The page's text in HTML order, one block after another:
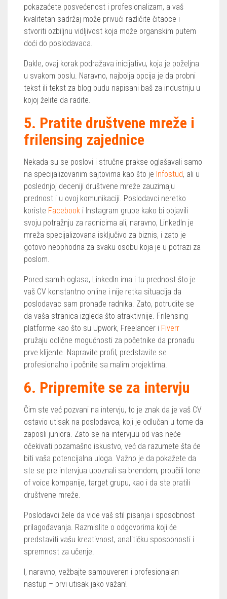
pokazaćete posvećenost i profesionalizam, a vaš
kvalitetan sadržaj može privući različite čitaoce i
stvoriti ozbiljnu vidljivost koja može organskim putem
doći do poslodavaca.
Dakle, ovaj korak podražava inicijativu, koja je poželjna
u svakom poslu. Naravno, najbolja opcija je da probni
tekst ili tekst za blog budu napisani baš za industriju u
kojoj želite da radite.
5. Pratite društvene mreže i
frilensing zajednice
Nekada su se poslovi i stručne prakse oglašavali samo
na specijalizovanim sajtovima kao što je Infostud, ali u
poslednjoj deceniji društvene mreže zauzimaju
prednost i u ovoj komunikaciji. Poslodavci neretko
koriste Facebook i Instagram grupe kako bi objavili
svoju potražnju za radnicima ali, naravno, LinkedIn je
mreža specijalizovana isključivo za biznis, i zato je
gotovo neophodna za svaku osobu koja je u potrazi za
poslom.
Pored samih oglasa, LinkedIn ima i tu prednost što je
vaš CV konstantno online i nije retka situacija da
poslodavac sam pronađe radnika. Zato, potrudite se
da vaša stranica izgleda što atraktivnije. Frilensing
platforme kao što su Upwork, Freelancer i Fiverr
pružaju odlične mogućnosti za početnike da pronađu
prve klijente. Napravite profil, predstavite se
profesionalno i počnite sa malim projektima.
6. Pripremite se za intervju
Čim ste već pozvani na intervju, to je znak da je vaš CV
ostavio utisak na poslodavca, koji je odlučan u tome da
zaposli juniora. Zato se na intervjuu od vas neće
očekivati pozamašno iskustvo, već da razumete šta će
biti vaša potencijalna uloga. Važno je da pokažete da
ste se pre intervjua upoznali sa brendom, proučili tone
of voice kompanije, target grupu, kao i da ste pratili
društvene mreže.
Poslodavci žele da vide vaš stil pisanja i sposobnost
prilagođavanja. Razmislite o odgovorima koji će
predstaviti vašu kreativnost, analitičku sposobnosti i
spremnost za učenje.
I, naravno, vežbajte samouveren i profesionalan
nastup – prvi utisak jako važan!